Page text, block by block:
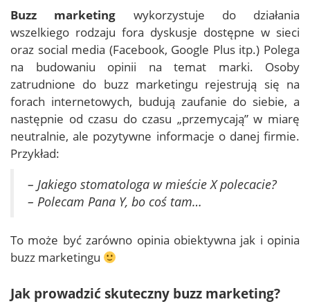
Buzz marketing wykorzystuje do działania
wszelkiego rodzaju fora dyskusje dostępne w sieci
oraz social media (Facebook, Google Plus itp.) Polega
na budowaniu opinii na temat marki. Osoby
zatrudnione do buzz marketingu rejestrują się na
forach internetowych, budują zaufanie do siebie, a
następnie od czasu do czasu „przemycają” w miarę
neutralnie, ale pozytywne informacje o danej firmie.
Przykład:
– Jakiego stomatologa w mieście X polecacie?
– Polecam Pana Y, bo coś tam…
To może być zarówno opinia obiektywna jak i opinia
buzz marketingu
Jak prowadzić skuteczny buzz marketing?